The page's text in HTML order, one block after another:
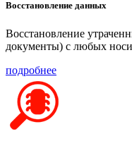
Восстановление данных
Восстановление
документы) с любых
подробнее